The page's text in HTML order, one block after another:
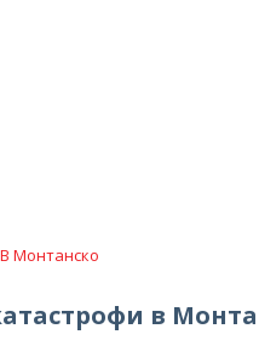
Монтанско
в